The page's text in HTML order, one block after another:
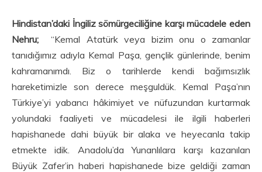
Hindistan’daki İngiliz sömürgeciliğine karşı mücadele eden
Nehru; “Kemal Atatürk veya bizim onu o zamanlar
tanıdığımız adıyla Kemal Paşa, gençlik günlerinde, benim
kahramanımdı. Biz o tarihlerde kendi bağımsızlık
hareketimizle son derece meşguldük. Kemal Paşa’nın
Türkiye’yi yabancı hâkimiyet ve nüfuzundan kurtarmak
yolundaki faaliyeti ve mücadelesi ile ilgili haberleri
hapishanede dahi büyük bir alaka ve heyecanla takip
etmekte idik. Anadolu’da Yunanlılara karşı kazanılan
Büyük Zafer’in haberi hapishanede bize geldiği zaman